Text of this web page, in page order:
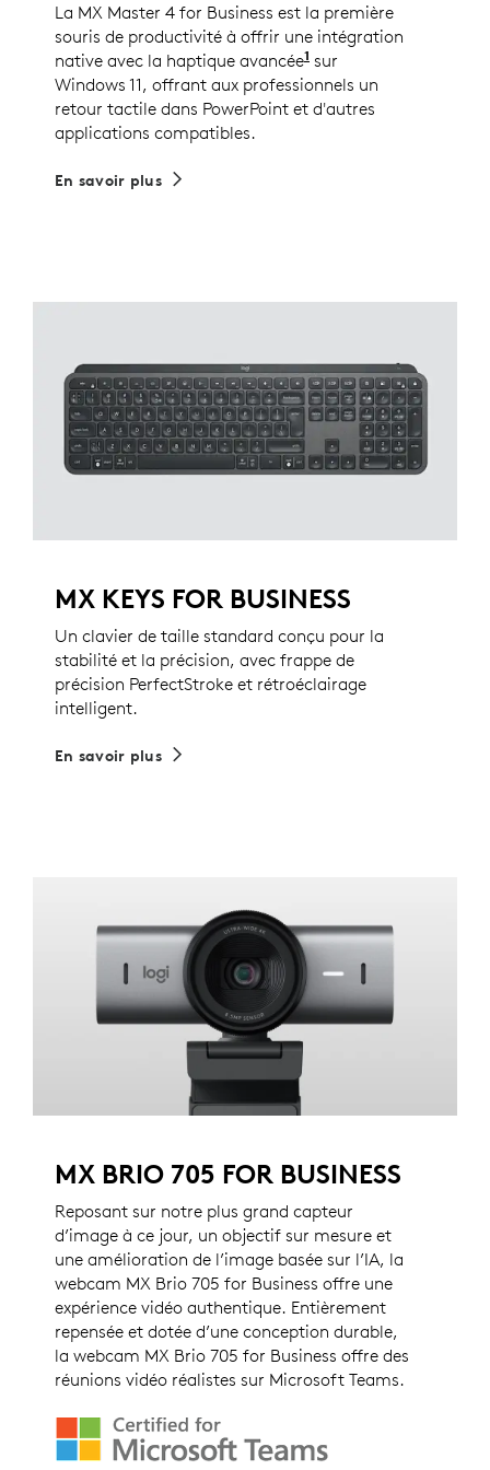
La MX Master 4 for Business est la première
souris de productivité à offrir une intégration
native avec la haptique avancée1 Les utilisateurs
sur
Windows 11, offrant aux professionnels un
retour tactile dans PowerPoint et d'autres
applications compatibles.
En savoir plus
MX KEYS FOR BUSINESS
Un clavier de taille standard conçu pour la
stabilité et la précision, avec frappe de
précision PerfectStroke et rétroéclairage
intelligent.
En savoir plus
MX BRIO 705 FOR BUSINESS
Reposant sur notre plus grand capteur
d’image à ce jour, un objectif sur mesure et
une amélioration de l’image basée sur l’IA, la
webcam MX Brio 705 for Business offre une
expérience vidéo authentique. Entièrement
repensée et dotée d’une conception durable,
la webcam MX Brio 705 for Business offre des
réunions vidéo réalistes sur Microsoft Teams.